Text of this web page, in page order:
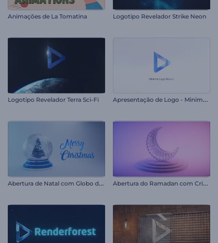
Animações de La Tomatina Logotipo Revelador Strike Neon
Logotipo Revelador Terra Sci-Fi A
presentação de Logo - Minimalista
A
bertura de Natal com Globo de Neve A
bertura do Ramadan com Cristal